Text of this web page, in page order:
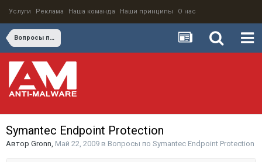
Услуги Реклама Наша команда Наши принципы О нас
Вопросы по Symantec Endpoint Protection
Symantec Endpoint Protection
Автор Gronn, Май 22, 2009 в Вопросы по Symantec Endpoint Protection